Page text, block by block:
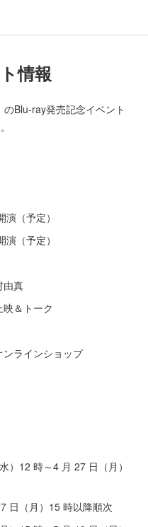
情報
Blu-ray発売記念イベント
（予定）
（予定）
由真
＆トーク
ラインショップ
）12 時～4 月 27 日（月）
日（月）15 時以降順次